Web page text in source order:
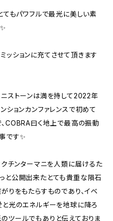
もパワフルで最光に美しい素
ッションに充てさせて頂きます
ニストーンは満を持して2022年
ションカンファレンスで初めて
COBRA曰く地上で最高の振動
です✨
チンターマニを人類に届けるた
と公開出来たとても貴重な隕石
りをもたらすものであり、イベ
と光のエネルギーを地球に降ろ
ツールでもありと伝えておりま